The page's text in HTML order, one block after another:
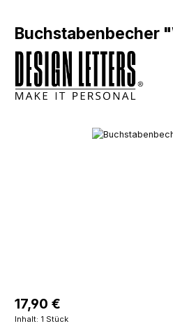
Buchstabenbecher
Bildergalerie überspringen
Regulärer Preis:
17,90 €
Inhalt: 1 Stück